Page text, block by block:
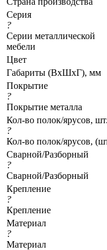
Серия
?
Серии металлической
мебели
Цвет
Габариты (ВхШхГ), мм
Покрытие
?
Покрытие металла
Кол-во полок/ярусов, шт.
?
Кол-во полок/ярусов,
Сварной/Разборный
?
Сварной/Разборный
Крепление
?
Крепление
Материал
?
Материал